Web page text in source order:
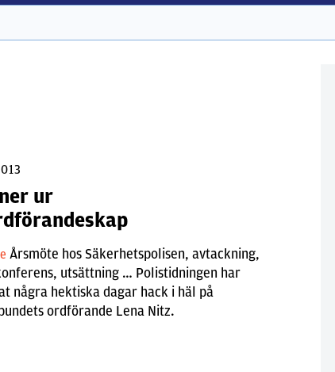
ur
Årsmöte hos Säkerhetspolisen, avtackning,
utsättning … Polistidningen har
några hektiska dagar hack i häl på
ordförande Lena Nitz.